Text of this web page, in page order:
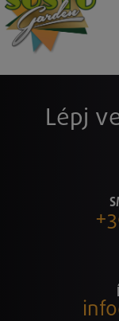
Lépj